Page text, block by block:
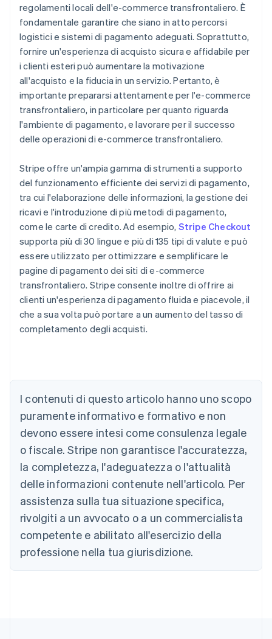
regolamenti locali dell'e-commerce transfrontaliero. È
fondamentale garantire che siano in atto percorsi
logistici e sistemi di pagamento adeguati. Soprattutto,
fornire un'esperienza di acquisto sicura e affidabile per
i clienti esteri può aumentare la motivazione
all'acquisto e la fiducia in un servizio. Pertanto, è
importante prepararsi attentamente per l'e-commerce
transfrontaliero, in particolare per quanto riguarda
l'ambiente di pagamento, e lavorare per il successo
delle operazioni di e-commerce transfrontaliero.
Stripe offre un'ampia gamma di strumenti a supporto
del funzionamento efficiente dei servizi di pagamento,
tra cui l'elaborazione delle informazioni, la gestione dei
ricavi e l'introduzione di più metodi di pagamento,
come le carte di credito. Ad esempio, Stripe Checkout
supporta più di 30 lingue e più di 135 tipi di valute e può
essere utilizzato per ottimizzare e semplificare le
pagine di pagamento dei siti di e-commerce
transfrontaliero. Stripe consente inoltre di offrire ai
clienti un'esperienza di pagamento fluida e piacevole, il
che a sua volta può portare a un aumento del tasso di
completamento degli acquisti.
I contenuti di questo articolo hanno uno scopo
puramente informativo e formativo e non
devono essere intesi come consulenza legale
o fiscale. Stripe non garantisce l'accuratezza,
la completezza, l'adeguatezza o l'attualità
delle informazioni contenute nell'articolo. Per
assistenza sulla tua situazione specifica,
rivolgiti a un avvocato o a un commercialista
competente e abilitato all'esercizio della
professione nella tua giurisdizione.
Australia
English
Austria
DeutschEnglish
Belgio
Nederlands FrançaisDeutsch English
Brasile
Português
Bulgaria
English
Canada
Cina continentale